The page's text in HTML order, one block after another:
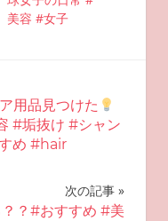
美容 #女子
用品見つけた
#垢抜け #シャン
め #hair
次の記事
？#おすすめ #美